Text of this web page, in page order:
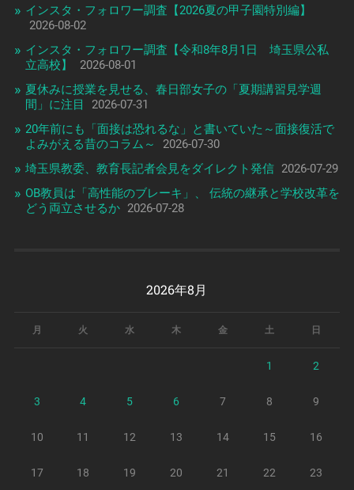
インスタ・フォロワー調査【2026夏の甲子園特別編】
2026-08-02
インスタ・フォロワー調査【令和8年8月1日 埼玉県公私
立高校】
2026-08-01
夏休みに授業を見せる、春日部女子の「夏期講習見学週
間」に注目
2026-07-31
20年前にも「面接は恐れるな」と書いていた～面接復活で
よみがえる昔のコラム～
2026-07-30
埼玉県教委、教育長記者会見をダイレクト発信 2026-07-29
OB教員は「高性能のブレーキ」、 伝統の継承と学校改革を
どう両立させるか 2026-07-28
2026年8月
月 火 水 木 金 土 日
1 2
3 4 5 6 7 8 9
10 11 12 13 14 15 16
17 18 19 20 21 22 23